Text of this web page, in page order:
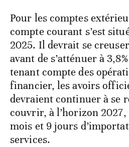
Pour les comptes
compte courant s’est
2025. Il devrait se
avant de s’atténuer à
tenant compte des
financier, les avoirs
devraient continuer à se
couvrir, à l’horizon 2027,
mois et 9 jours
services.